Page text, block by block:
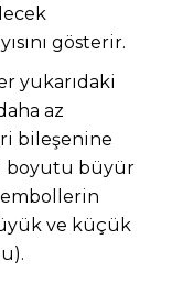
gösterir.
yukarıdaki
az
bileşenine
boyutu büyür
ve küçük